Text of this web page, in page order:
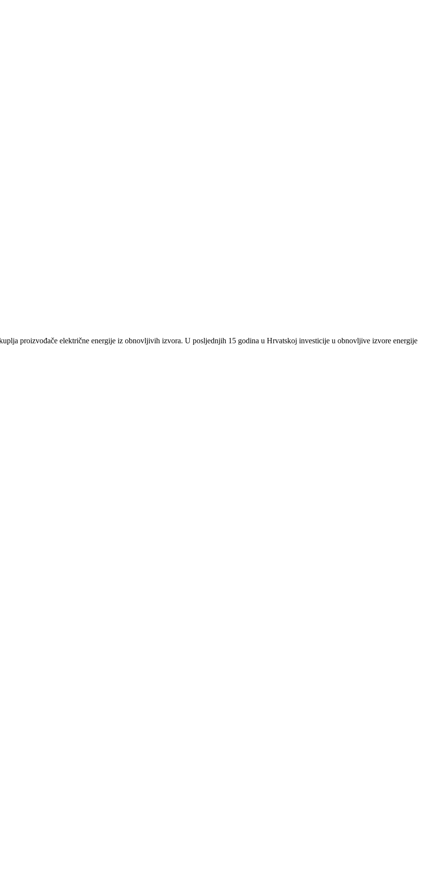
proizvođače električne energije iz obnovljivih izvora. U posljednjih 15 godina u Hrvatskoj investicije u obnovljive izvore energije